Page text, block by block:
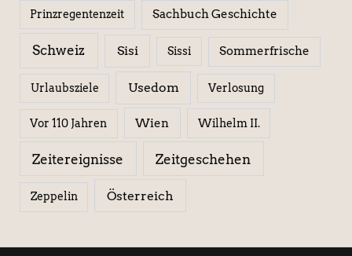
Prinzregentenzeit Sachbuch Geschichte
Schweiz Sisi Sissi Sommerfrische
Urlaubsziele Usedom Verlosung
Vor 110 Jahren Wien Wilhelm II.
Zeitereignisse Zeitgeschehen
Zeppelin Österreich